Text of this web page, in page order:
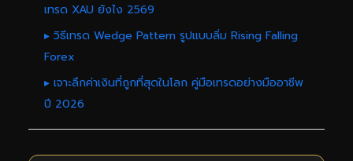
เทรด XAU ยังไง 2569
▸ วิธีเทรด Wedge Pattern รูปแบบลิ่ม Rising Falling
Forex
▸ เจาะลึกค่าเงินที่ถูกที่สุดในโลก คู่มือเทรดอย่างมืออาชีพ
ปี 2026